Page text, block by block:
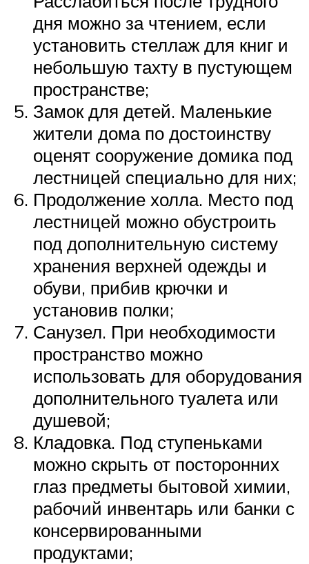
дня можно за чтением, если
установить стеллаж для книг и
небольшую тахту в пустующем
пространстве;
Замок для детей. Маленькие
жители дома по достоинству
оценят сооружение домика под
лестницей специально для них;
Продолжение холла. Место под
лестницей можно обустроить
под дополнительную систему
хранения верхней одежды и
обуви, прибив крючки и
установив полки;
Санузел. При необходимости
пространство можно
использовать для оборудования
дополнительного туалета или
душевой;
Кладовка. Под ступеньками
можно скрыть от посторонних
глаз предметы бытовой химии,
рабочий инвентарь или банки с
консервированными
продуктами;